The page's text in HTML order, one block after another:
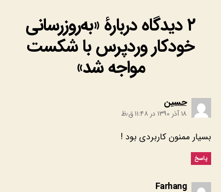
۲ دیدگاه دربارهٔ «به‌روزرسانی
خودکار وردپرس با شکست
مواجه شد»
حسین
۱۸ آذر ۱۳۹۰ در ۱۱:۴۸ ق٫ظ
بسیار ممنون کاربردی بود !
پاسخ
Farhang